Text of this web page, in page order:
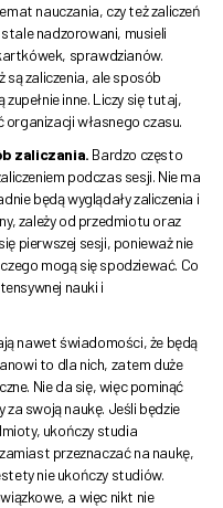
nauczania, czy też zaliczeń
stale nadzorowani, musieli
sprawdzianów.
są zaliczenia, ale sposób
inne. Liczy się tutaj,
własnego czasu.
zaliczania. Bardzo często
podczas sesji. Nie ma
będą wyglądały zaliczenia i
zależy od przedmiotu oraz
pierwszej sesji, ponieważ nie
mogą się spodziewać. Co
nauki i
nawet świadomości, że będą
to dla nich, zatem duże
Nie da się, więc pominąć
swoją naukę. Jeśli będzie
ukończy studia
przeznaczać na naukę,
nie ukończy studiów.
a więc nikt nie